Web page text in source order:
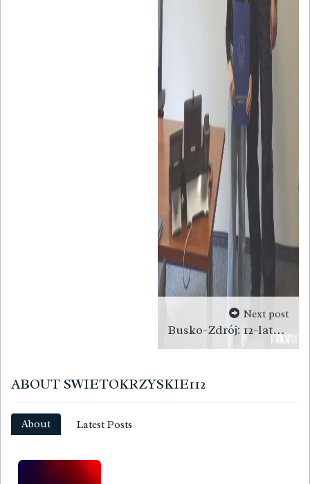
Next post
Busko-Zdrój: 12-latka nagrodzona za szybką pomoc [zdjęcia]
ABOUT SWIETOKRZYSKIE112
About Latest Posts